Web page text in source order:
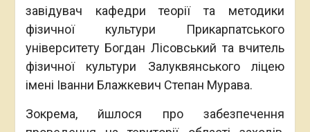
завідувач кафедри теорії та методики
фізичної культури Прикарпатського
університету Богдан Лісовський та вчитель
фізичної культури Залуквянського ліцею
імені Іванни Блажкевич Степан Мурава.
Зокрема, йшлося про забезпечення